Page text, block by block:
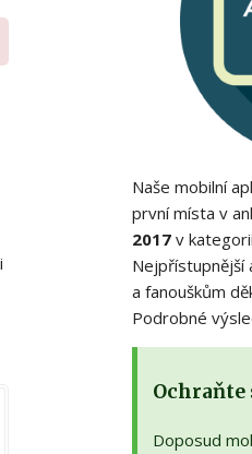
Naše mobilní
první místa v
2017v
Nejpřístupnější
a fanouškům
Podrobné
Ochraňte
Doposud